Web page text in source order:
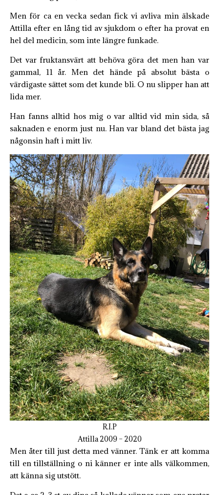
Men för ca en vecka sedan fick vi avliva min älskade
Attilla efter en lång tid av sjukdom o efter ha provat en
hel del medicin, som inte längre funkade.
Det var fruktansvärt att behöva göra det men han var
gammal, 11 år. Men det hände på absolut bästa o
värdigaste sättet som det kunde bli. O nu slipper han att
lida mer.
Han fanns alltid hos mig o var alltid vid min sida, så
saknaden e enorm just nu. Han var bland det bästa jag
någonsin haft i mitt liv.
R.I.P
Attilla 2009 – 2020
Men åter till just detta med vänner. Tänk er att komma
till en tillställning o ni känner er inte alls välkommen,
att känna sig utstött.